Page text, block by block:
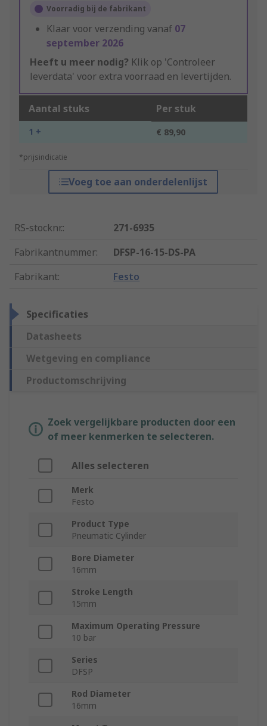
Voorradig bij de fabrikant
Klaar voor verzending vanaf 07
september 2026
Heeft u meer nodig? Klik op 'Controleer
leverdata' voor extra voorraad en levertijden.
Aantal stuks Per stuk
1 + € 89,90
*prijsindicatie
Voeg toe aan onderdelenlijst
RS-stocknr.:
271-6935
Fabrikantnummer:
DFSP-16-15-DS-PA
Fabrikant: Festo
Specificaties
Datasheets
Wetgeving en compliance
Productomschrijving
Zoek vergelijkbare producten door een
of meer kenmerken te selecteren.
Alles selecteren
Merk
Festo
Product Type
Pneumatic Cylinder
Bore Diameter
16mm
Stroke Length
15mm
Maximum Operating Pressure
10 bar
Series
DFSP
Rod Diameter
16mm